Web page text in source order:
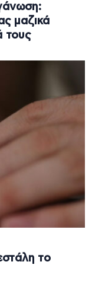
μαζικά
τους
το